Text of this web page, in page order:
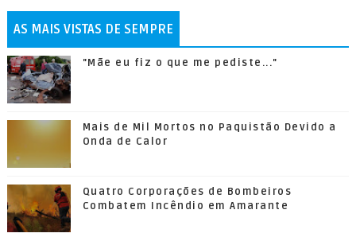
AS MAIS VISTAS DE SEMPRE
"Mãe eu fiz o que me pediste..."
Mais de Mil Mortos no Paquistão Devido a
Onda de Calor
Quatro Corporações de Bombeiros
Combatem Incêndio em Amarante